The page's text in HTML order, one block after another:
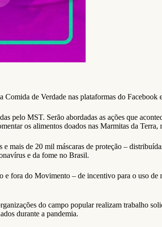
de Verdade nas plataformas do Facebook
pelo MST. Serão abordadas as ações que
os alimentos doados nas Marmitas da Terra,
mais de 20 mil máscaras de proteção –
e da fome no Brasil.
fora do Movimento – de incentivo para o uso de
do campo popular realizam trabalho
durante a pandemia.